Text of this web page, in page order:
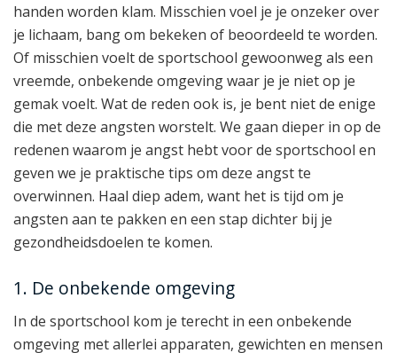
handen worden klam. Misschien voel je je onzeker over
je lichaam, bang om bekeken of beoordeeld te worden.
Of misschien voelt de sportschool gewoonweg als een
vreemde, onbekende omgeving waar je je niet op je
gemak voelt. Wat de reden ook is, je bent niet de enige
die met deze angsten worstelt. We gaan dieper in op de
redenen waarom je angst hebt voor de sportschool en
geven we je praktische tips om deze angst te
overwinnen. Haal diep adem, want het is tijd om je
angsten aan te pakken en een stap dichter bij je
gezondheidsdoelen te komen.
1. De onbekende omgeving
In de sportschool kom je terecht in een onbekende
omgeving met allerlei apparaten, gewichten en mensen